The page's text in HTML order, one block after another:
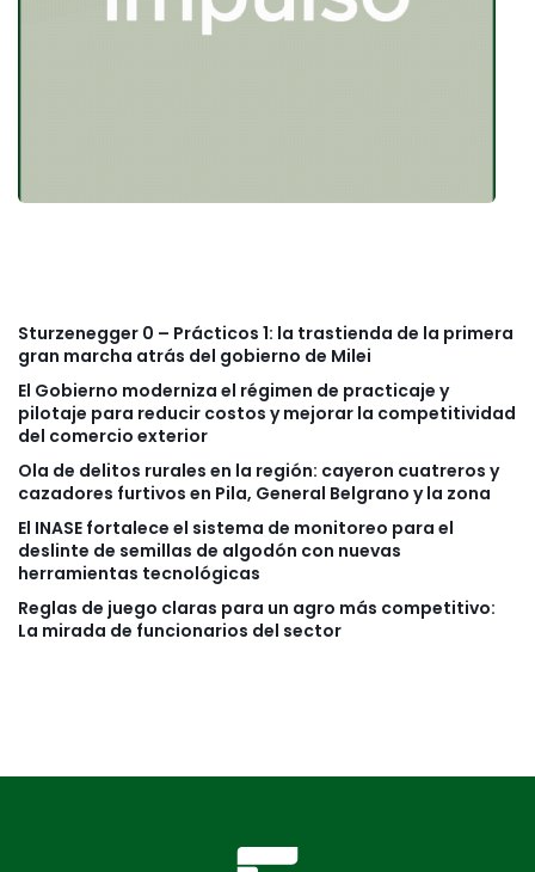
Sturzenegger 0 – Prácticos 1: la trastienda de la primera
gran marcha atrás del gobierno de Milei
El Gobierno moderniza el régimen de practicaje y
pilotaje para reducir costos y mejorar la competitividad
del comercio exterior
Ola de delitos rurales en la región: cayeron cuatreros y
cazadores furtivos en Pila, General Belgrano y la zona
El INASE fortalece el sistema de monitoreo para el
deslinte de semillas de algodón con nuevas
herramientas tecnológicas
Reglas de juego claras para un agro más competitivo:
La mirada de funcionarios del sector